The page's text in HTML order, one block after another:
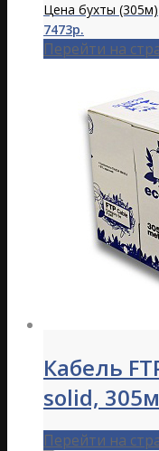
Цена бухты (305м)
7473р.
Перейти на
Кабель
solid,
Перейти на